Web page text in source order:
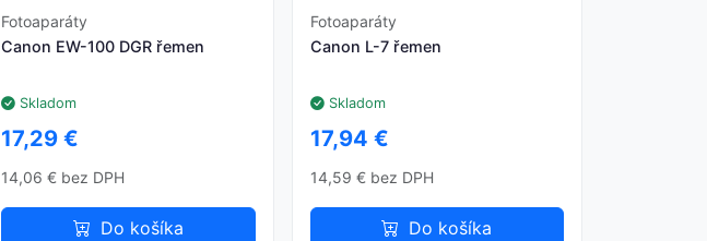
Fotoaparáty
Canon EW-100 DGR řemen
Skladom
17,29 €
14,06 € bez DPH
Do košíka
Fotoaparáty
Canon L-7 řemen
Skladom
17,94 €
14,59 € bez DPH
Do košíka